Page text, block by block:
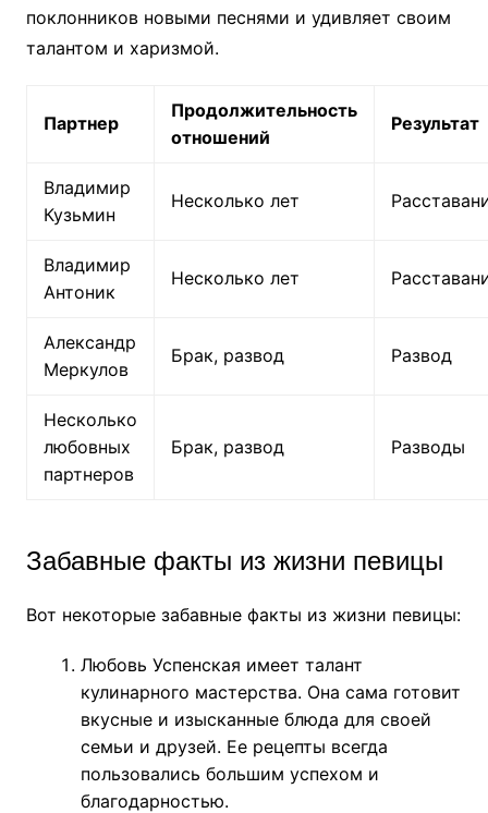
поклонников новыми песнями и удивляет своим
талантом и харизмой.
Партнер
Продолжительность
отношений
Результат
Владимир
Кузьмин
Несколько лет
Владимир
Антоник
Несколько лет
Александр
Меркулов
Брак, развод Развод
Несколько
любовных
партнеров
Брак, развод Разводы
Забавные факты из жизни певицы
Вот некоторые забавные факты из жизни певицы:
Любовь Успенская имеет талант
кулинарного мастерства. Она сама готовит
вкусные и изысканные блюда для своей
семьи и друзей. Ее рецепты всегда
пользовались большим успехом и
благодарностью.